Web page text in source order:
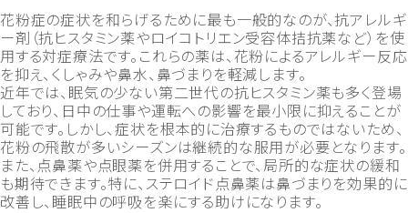
花粉症の症状を和らげるために最も一般的なのが、抗アレルギ
ー剤（抗ヒスタミン薬やロイコトリエン受容体拮抗薬など）を使
用する対症療法です。これらの薬は、花粉によるアレルギー反応
を抑え、くしゃみや鼻水、鼻づまりを軽減します。
近年では、眠気の少ない第二世代の抗ヒスタミン薬も多く登場
しており、日中の仕事や運転への影響を最小限に抑えることが
可能です。しかし、症状を根本的に治療するものではないため、
花粉の飛散が多いシーズンは継続的な服用が必要となります。
また、点鼻薬や点眼薬を併用することで、局所的な症状の緩和
も期待できます。特に、ステロイド点鼻薬は鼻づまりを効果的に
改善し、睡眠中の呼吸を楽にする助けになります。